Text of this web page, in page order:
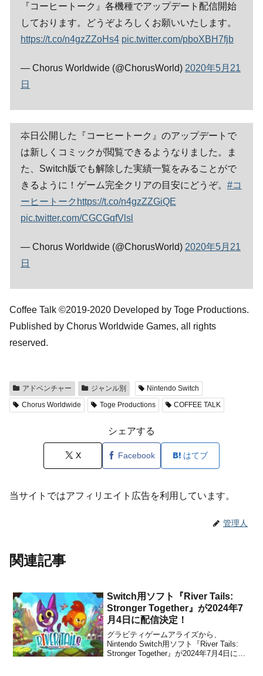
『コーヒートーク』各機種でアップデート配信開始
しております。どうぞよろしくお願いいたします。
https://t.co/n4gzZZoHs4 pic.twitter.com/pboXBH7fjb
— Chorus Worldwide (@ChorusWorld) 2020年5月21
日
本日公開した『コーヒートーク』のアップデートで
は新しくコミックが閲覧できるようなりました。ま
た、Switch版でも解除した実績一覧をみることがで
きるように！ゲーム完全クリアの目安にどうぞ。 #コ
ーヒートーク https://t.co/n4gzZZGiQE
pic.twitter.com/CGCGqfVlsl
— Chorus Worldwide (@ChorusWorld) 2020年5月21
日
Coffee Talk ©2019-2020 Developed by Toge Productions.
Published by Chorus Worldwide Games, all rights
reserved.
アドベンチャー ジャンル別
Nintendo Switch
Chorus Worldwide
Toge Productions COFFEE TALK
シェアする
X Facebook はてブ
当サイトではアフィリエイト広告を利用しています。
管理人
関連記事
Switch用ソフト『River Tails:
Stronger Together』が2024年7
月4日に配信決定！
グラビティゲームアライズから、
Nintendo Switch用ソフト『River Tails:
Stronger Together』が2024年7月4日に配